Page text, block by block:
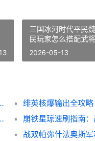
三国冰河时代平民
民玩家怎么搭配武将
2026-05-13
冻炮台掌控全场！
绯英核爆输出全攻
启高效星穹之旅！